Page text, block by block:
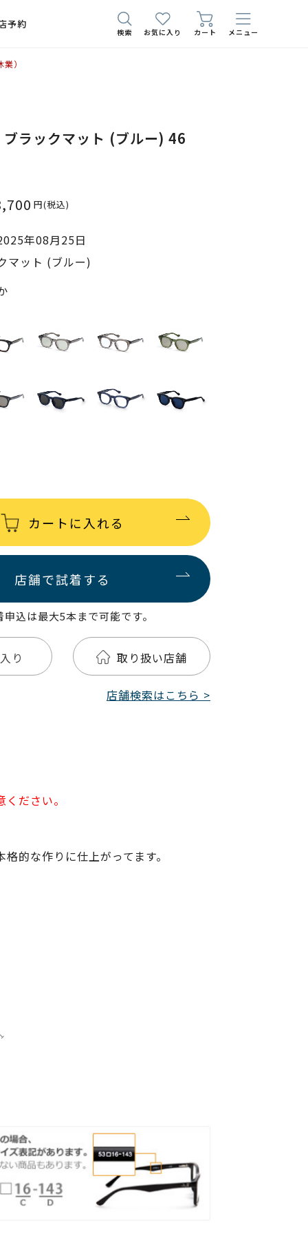
予約
検索 お気に入り カート メニュー
）
ラックマット (ブルー) 46
円(税込)
年08月25日
マット (ブルー)
カートに入れる
店舗で試着する
込は最大5本まで可能です。
り 取り扱い店舗
店舗検索はこちら >
ださい。
的な作りに仕上がってます。